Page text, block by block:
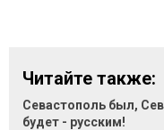
Читайте также:
Севастополь был,
будет - русским!